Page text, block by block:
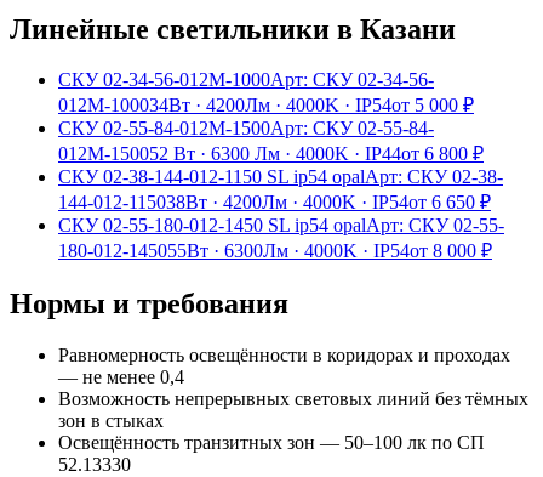
Линейные светильники в Казани
СКУ 02-34-56-012М-1000Арт: СКУ 02-34-56-
012М-100034Вт · 4200Лм · 4000K · IP54от 5 000 ₽
СКУ 02-55-84-012М-1500Арт: СКУ 02-55-84-
012М-150052 Вт · 6300 Лм · 4000K · IP44от 6 800 ₽
СКУ 02-38-144-012-1150 SL ip54 opalАрт: СКУ 02-38-
144-012-115038Вт · 4200Лм · 4000K · IP54от 6 650 ₽
СКУ 02-55-180-012-1450 SL ip54 opalАрт: СКУ 02-55-
180-012-145055Вт · 6300Лм · 4000K · IP54от 8 000 ₽
Нормы и требования
Равномерность освещённости в коридорах и проходах
— не менее 0,4
Возможность непрерывных световых линий без тёмных
зон в стыках
Освещённость транзитных зон — 50–100 лк по СП
52.13330